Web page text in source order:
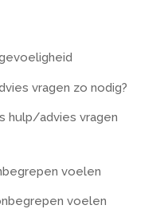
vragen zo nodig?
hulp/advies vragen
voelen
voelen